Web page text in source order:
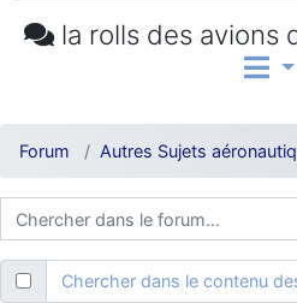
paxwax: Super, la nouvelle bannière
d9pouces : ouakamois > si tu
moi et quelques avions n'ont pas les
ouakamois
quelques images du Pays Basque
la rolls des avions
Forum Autres Sujets
Chercher dans le contenu